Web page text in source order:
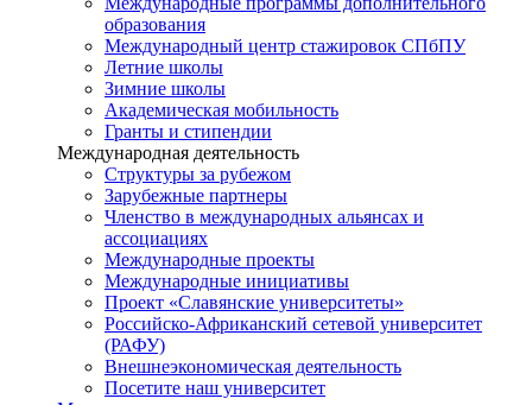
образования
Международный центр стажировок СПбПУ
Летние школы
Зимние школы
Академическая мобильность
Гранты и стипендии
Международная деятельность
Структуры за рубежом
Зарубежные партнеры
Членство в международных альянсах и
ассоциациях
Международные проекты
Международные инициативы
Проект «Славянские университеты»
Российско-Африканский сетевой университет
(РАФУ)
Внешнеэкономическая деятельность
Посетите наш университет